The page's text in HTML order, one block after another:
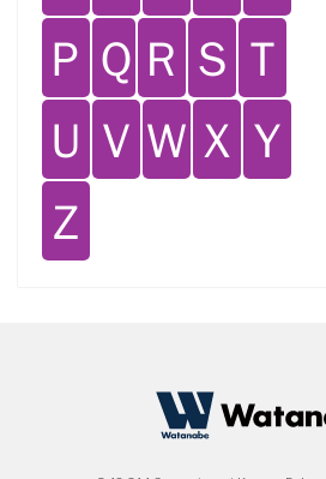
Ｐ Ｑ Ｒ Ｓ Ｔ
Ｕ Ｖ Ｗ Ｘ Ｙ
Ｚ